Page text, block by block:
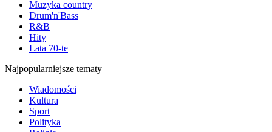
Muzyka country
Drum'n'Bass
R&B
Hity
Lata 70-te
Najpopularniejsze tematy
Wiadomości
Kultura
Sport
Polityka